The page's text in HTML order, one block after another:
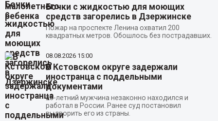
Бочки с жидкостью для моющих
средств загорелись в Дзержинске
Пожар на проспекте Ленина охватил 200
квадратных метров. Обошлось без пострадавших.
08.08.2026 15:00
В Кстовском округе задержали
иностранца с поддельными
документами
23-летний мужчина незаконно находился и
работал в России. Ранее суд постановил
выдворить его из страны.